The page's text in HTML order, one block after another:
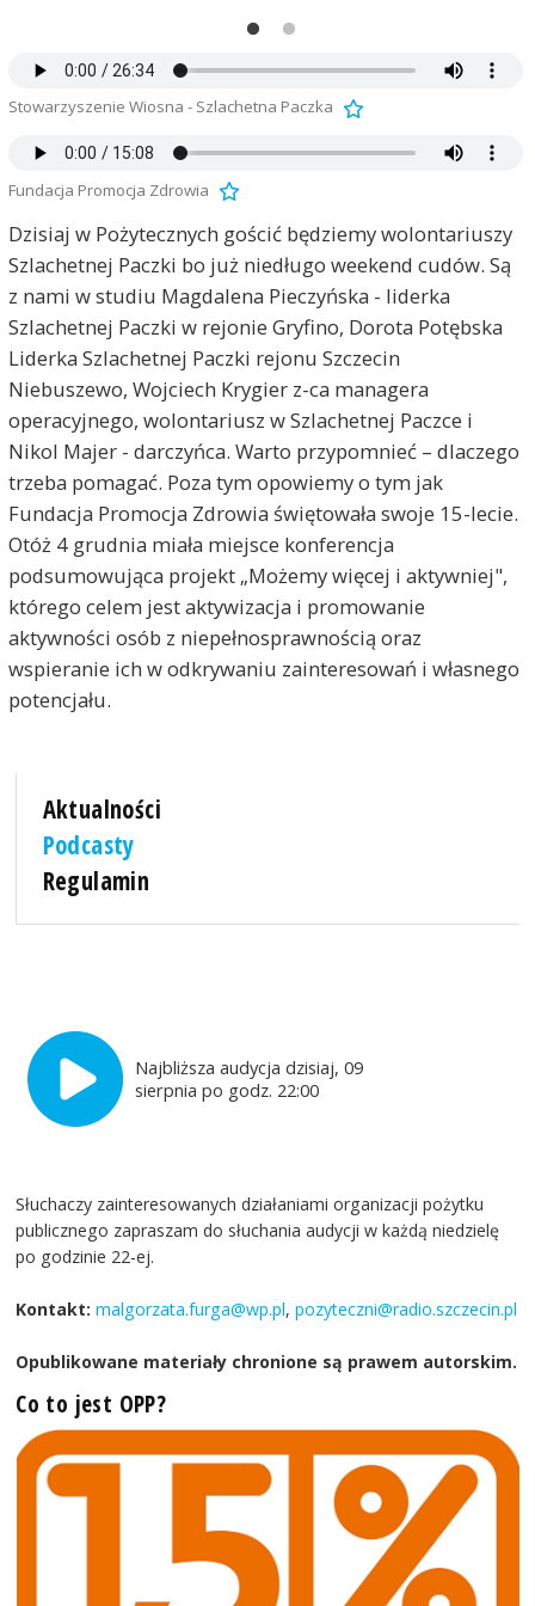
Stowarzyszenie Wiosna - Szlachetna Paczka
Fundacja Promocja Zdrowia
Dzisiaj w Pożytecznych gościć będziemy wolontariuszy
Szlachetnej Paczki bo już niedługo weekend cudów. Są
z nami w studiu Magdalena Pieczyńska - liderka
Szlachetnej Paczki w rejonie Gryfino, Dorota Potębska
Liderka Szlachetnej Paczki rejonu Szczecin
Niebuszewo, Wojciech Krygier z-ca managera
operacyjnego, wolontariusz w Szlachetnej Paczce i
Nikol Majer - darczyńca. Warto przypomnieć – dlaczego
trzeba pomagać. Poza tym opowiemy o tym jak
Fundacja Promocja Zdrowia świętowała swoje 15-lecie.
Otóż 4 grudnia miała miejsce konferencja
podsumowująca projekt „Możemy więcej i aktywniej",
którego celem jest aktywizacja i promowanie
aktywności osób z niepełnosprawnością oraz
wspieranie ich w odkrywaniu zainteresowań i własnego
potencjału.
Aktualności
Podcasty
Regulamin
Najbliższa audycja dzisiaj, 09
sierpnia po godz. 22:00
Słuchaczy zainteresowanych działaniami organizacji pożytku
publicznego zapraszam do słuchania audycji w każdą niedzielę
po godzinie 22-ej.
Kontakt: malgorzata.furga@wp.pl,pozyteczni@radio.szczecin.pl
Opublikowane materiały chronione są prawem autorskim.
Co to jest OPP?